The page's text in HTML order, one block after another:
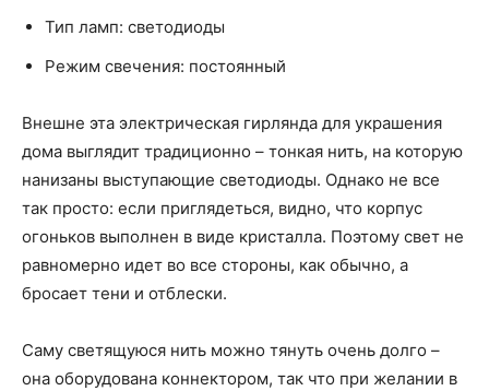
Тип ламп: светодиоды
Режим свечения: постоянный
Внешне эта электрическая гирлянда для украшения
дома выглядит традиционно – тонкая нить, на которую
нанизаны выступающие светодиоды. Однако не все
так просто: если приглядеться, видно, что корпус
огоньков выполнен в виде кристалла. Поэтому свет не
равномерно идет во все стороны, как обычно, а
бросает тени и отблески.
Саму светящуюся нить можно тянуть очень долго –
она оборудована коннектором, так что при желании в